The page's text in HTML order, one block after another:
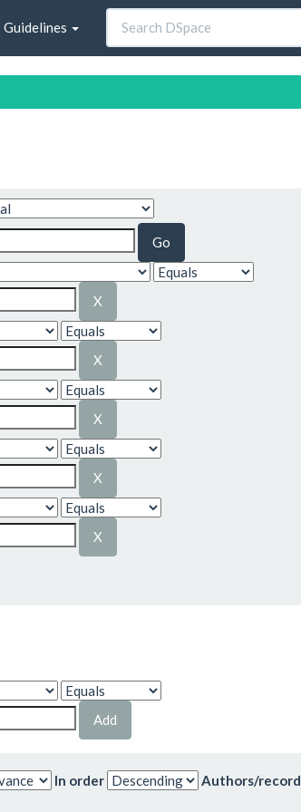
Guidelines
In order Authors/record